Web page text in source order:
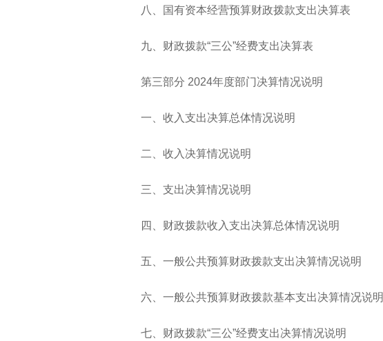
八、国有资本经营预算财政拨款支出决算表
九、财政拨款“三公”经费支出决算表
第三部分 2024年度部门决算情况说明
一、收入支出决算总体情况说明
二、收入决算情况说明
三、支出决算情况说明
四、财政拨款收入支出决算总体情况说明
五、一般公共预算财政拨款支出决算情况说明
六、一般公共预算财政拨款基本支出决算情况说明
七、财政拨款“三公”经费支出决算情况说明